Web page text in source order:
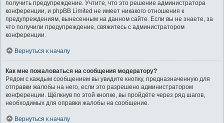
получить предупреждение. Учтите, что это решение администратора
конференции, и phpBB Limited не имеет никакого отношения к
предупреждениям, вынесенным на данном сайте. Если вы не знаете, за
что получили предупреждение, свяжитесь с администратором
конференции.
Вернуться к началу
Как мне пожаловаться на сообщения модератору?
Рядом с каждым сообщением вы увидите кнопку, предназначенную для
отправки жалобы на него, если это разрешено администратором
конференции. Щёлкнув по этой кнопке, вы пройдёте через ряд шагов,
необходимых для оправки жалобы на сообщение.
Вернуться к началу